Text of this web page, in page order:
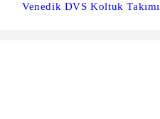
Venedik DVS Koltuk Takımı